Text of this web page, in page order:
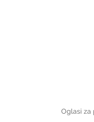
Oglasi za